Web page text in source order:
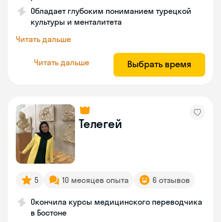
Обладает глубоким пониманием турецкой
культуры и менталитета
Читать дальше
Читать дальше Выбрать время
Телегей
5 10 месяцев опыта 6 отзывов
Окончила курсы медицинского переводчика
в Бостоне